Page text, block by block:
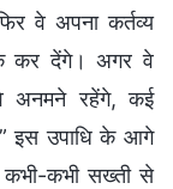
वे अपना कर्तव्य
कर देंगे। अगर वे
वे अनमने रहेंगे, कई
इस उपाधि के आगे
कभी सख्ती से